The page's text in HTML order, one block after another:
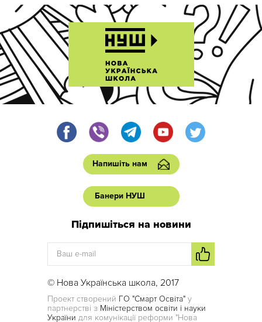
Напишіть нам
Банери НУШ
Підпишіться на новини
© Нова Українська школа, 2017
Проект створений ГО "Смарт Освіта" у
партнерстві з Міністерством освіти і науки
України для комунікації реформи "Нова